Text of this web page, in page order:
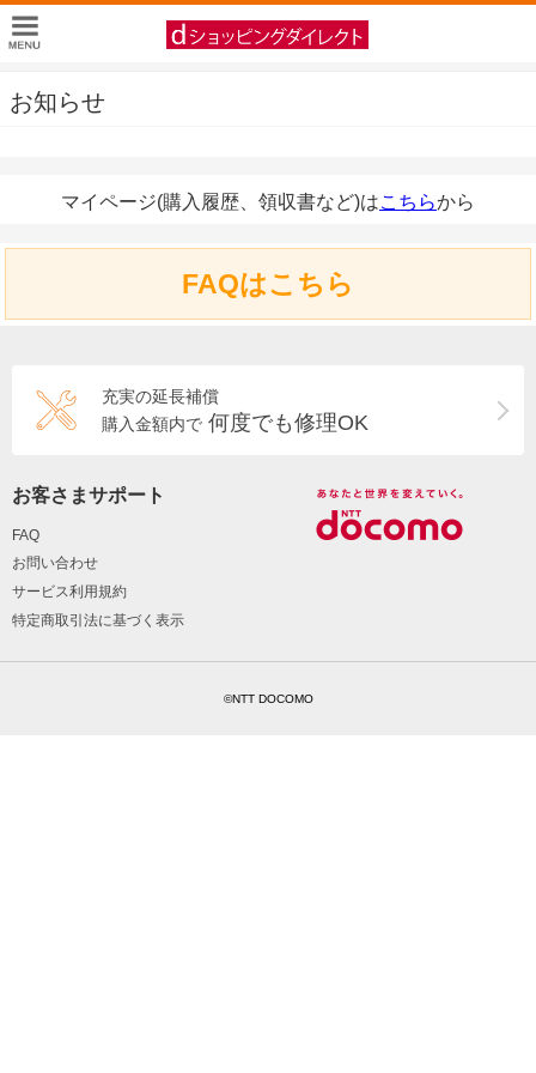
お知らせ
マイページ(購入履歴、領収書など)はこちらから
FAQはこちら
充実の延長補償
購入金額内で 何度でも修理OK
お客さまサポート
FAQ
お問い合わせ
サービス利用規約
特定商取引法に基づく表示
©NTT DOCOMO